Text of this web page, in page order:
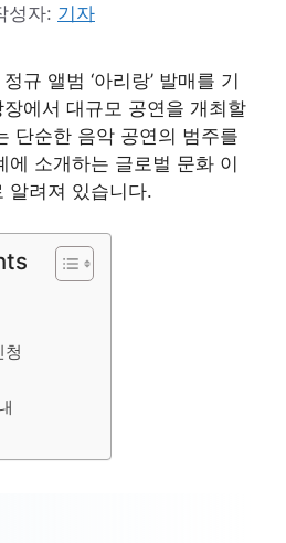
성자: 기자
규 앨범 ‘아리랑’ 발매를 기
에서 대규모 공연을 개최할
단순한 음악 공연의 범주를
에 소개하는 글로벌 문화 이
알려져 있습니다.
청